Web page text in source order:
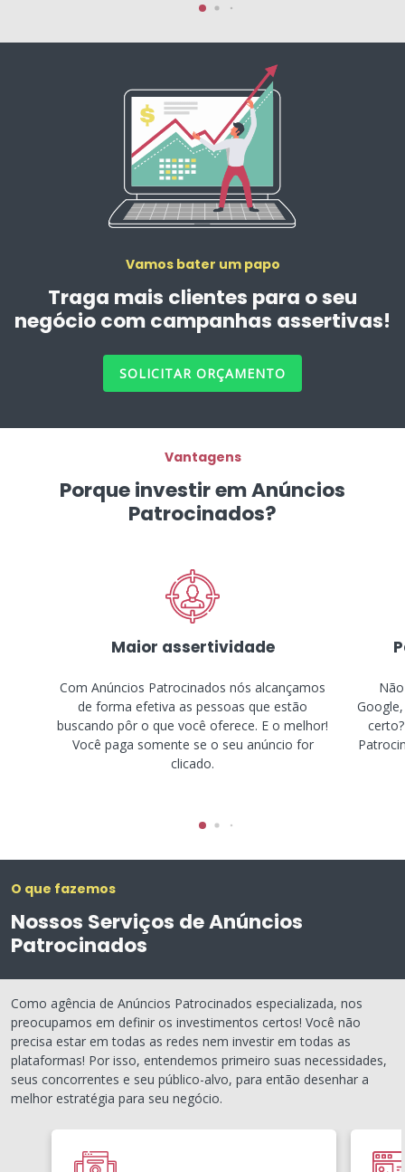
Vamos bater um papo
Traga mais clientes para o seu
negócio com campanhas assertivas!
SOLICITAR ORÇAMENTO
Vantagens
Porque investir em Anúncios
Patrocinados?
Maior assertividade
Com Anúncios Patrocinados nós alcançamos
de forma efetiva as pessoas que estão
buscando pôr o que você oferece. E o melhor!
Você paga somente se o seu anúncio for
clicado.
O que fazemos
Nossos Serviços de Anúncios
Patrocinados
Como agência de Anúncios Patrocinados especializada, nos
preocupamos em definir os investimentos certos! Você não
precisa estar em todas as redes nem investir em todas as
plataformas! Por isso, entendemos primeiro suas necessidades,
seus concorrentes e seu público-alvo, para então desenhar a
melhor estratégia para seu negócio.